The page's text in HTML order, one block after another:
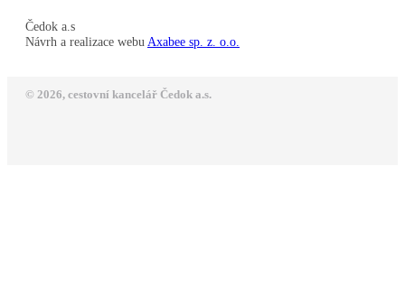
Čedok a.s
Návrh a realizace webu Axabee sp. z. o.o.
© 2026, cestovní kancelář Čedok a.s.